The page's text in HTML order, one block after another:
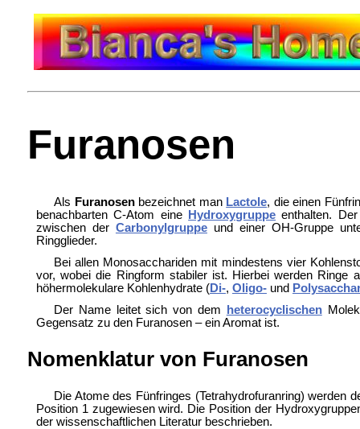
Furanosen
Als Furanosenbezeichnet man Lactole, die einen
benachbarten C-Atom eine
Hydroxygruppe enthalten.
zwischen der Carbonylgruppeund einer OH-Gruppe
Ringglieder.
Bei allen Monosacchariden mit mindestens vier
vor, wobei die Ringform stabiler ist. Hierbei werden
höhermolekulare Kohlenhydrate (Di-, Oligo-und
Der Name leitet sich von dem
heterocyclischen
Gegensatz zu den Furanosen – ein Aromat ist.
Nomenklatur von Furanosen
Die Atome des Fünfringes (Tetrahydrofuranring) werden
Position 1 zugewiesen wird. Die Position der
der wissenschaftlichen Literatur beschrieben.